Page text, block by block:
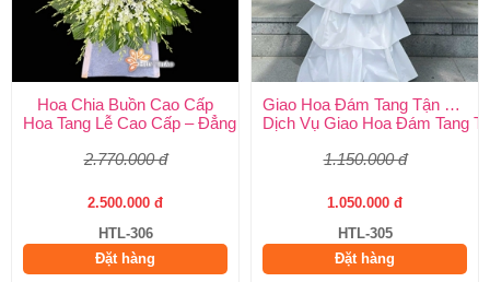
Hoa Chia Buồn Cao Cấp
Hoa Tang Lễ Cao Cấp – Đẳng Cấp Tinh Tế, Kính Viếng Trang
2.770.000 đ
2.500.000 đ
HTL-306
Đặt hàng
Giao Hoa Đám Tang Tận Nơi Toàn Quốc
Dịch Vụ Giao Hoa Đám Tang
1.150.000 đ
1.050.000 đ
HTL-305
Đặt hàng